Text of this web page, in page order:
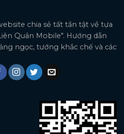
chia sẻ tất tần tật về tựa
Quân Mobile". Hướng dẫn
ngọc, tướng khắc chế và các